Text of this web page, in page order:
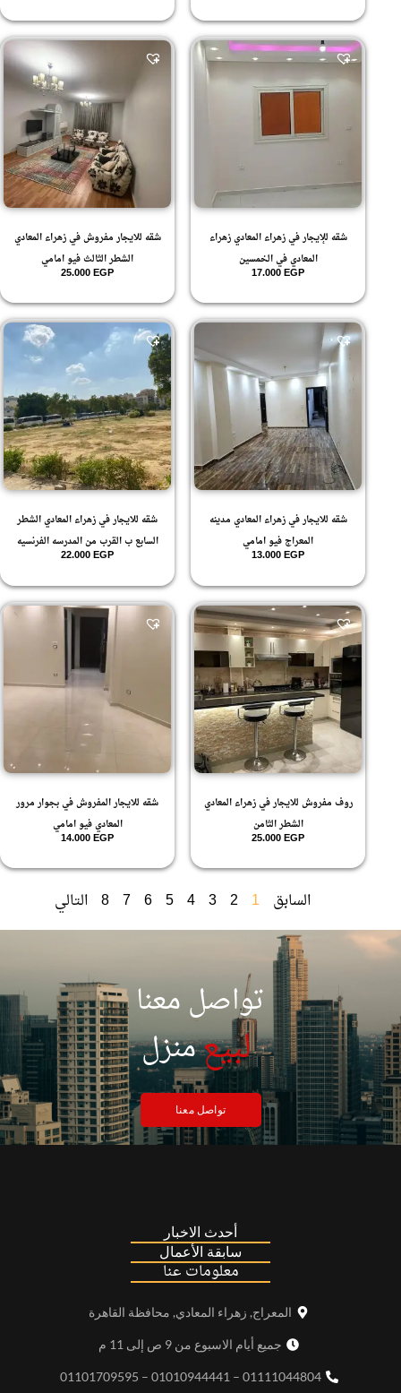
شقه للإيجار في زهراء المعادي زهراء
المعادي في الخمسين
17.000EGP
شقه للايجار مفروش في زهراء المعادي
الشطر الثالث فيو امامي
25.000EGP
شقه للايجار في زهراء المعادي مدينه
المعراج فيو امامي
13.000EGP
شقه للايجار في زهراء المعادي الشطر
السابع ب القرب من المدرسه الفرنسيه
22.000EGP
روف مفروش للايجار في زهراء المعادي
الشطر الثامن
25.000EGP
شقه للايجار المفروش في بجوار مرور
المعادي فيو امامي
14.000EGP
السابق التالي
تواصل معنا
لبيع| منزل
تواصل معنا
أحدث الاخبار
سابقة الأعمال
معلومات عنا
المعراج, زهراء المعادي, محافظة القاهرة
جميع أيام الاسبوع من 9 ص إلى 11 م
01111044804 – 01010944441 – 01101709595